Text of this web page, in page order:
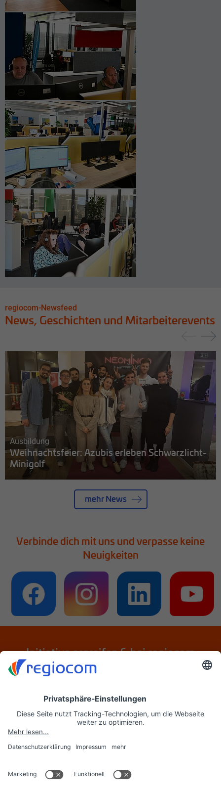
regiocom-Newsfeed
News, Geschichten und Mitarbeiterevents
Ausbildung
Weihnachtsfeier: Azubis erleben Schwarzlicht-
Minigolf
mehr News
Verbinde dich mit uns und verpasse keine
Neuigkeiten
Initiative ergreifen & bei regiocom
bewerben
Jetzt initiativ bewerben
regiocom